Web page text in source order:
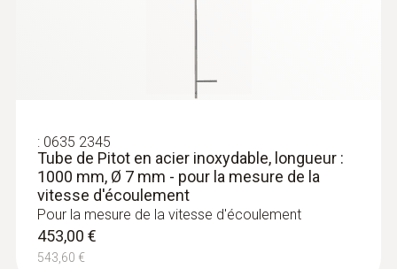
Kit testo 510 - Manomètre différentiel
163,00 €
195,60 €
: 0635 2345
Tube de Pitot en acier inoxydable, longueur :
1000 mm, Ø 7 mm - pour la mesure de la
vitesse d'écoulement
Pour la mesure de la vitesse d'écoulement
453,00 €
543,60 €